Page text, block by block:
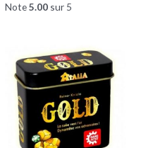
Note5.00sur 5